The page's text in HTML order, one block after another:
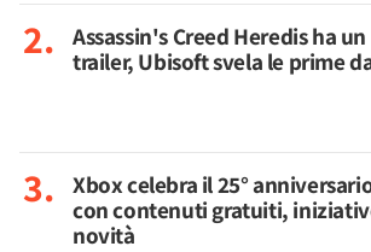
Assassin's Creed Heredis ha un
trailer, Ubisoft svela le prime
Xbox celebra il 25°
con contenuti gratuiti,
novità